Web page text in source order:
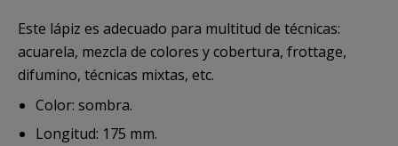
Este lápiz es adecuado para multitud de técnicas:
acuarela, mezcla de colores y cobertura, frottage,
difumino, técnicas mixtas, etc.
Color: sombra.
Longitud: 175 mm.